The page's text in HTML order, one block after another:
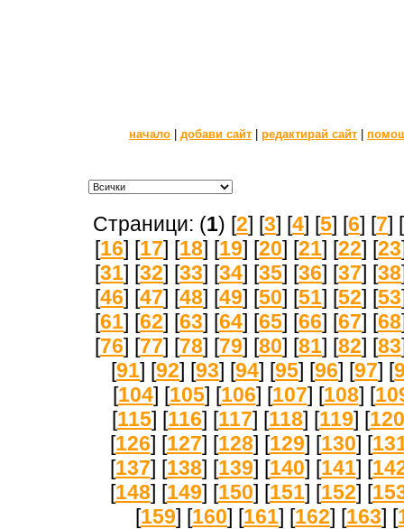
начало добави сайт редактирай сайт
Страници: (1) [2] [3] [4] [5] [6] [7] [
[16] [17] [18] [19] [20] [21] [22] [23
[31] [32] [33] [34] [35] [36] [37] [38
[46] [47] [48] [49] [50] [51] [52] [53
[61] [62] [63] [64] [65] [66] [67] [68
[76] [77] [78] [79] [80] [81] [82] [83
[91] [92] [93] [94] [95] [96] [97] [
[104] [105] [106] [107] [108] [
[115] [116] [117] [118] [119] [120
[126] [127] [128] [129] [130] [
[137] [138] [139] [140] [141] [
[148] [149] [150] [151] [152] [
[159] [160] [161] [162] [163] [